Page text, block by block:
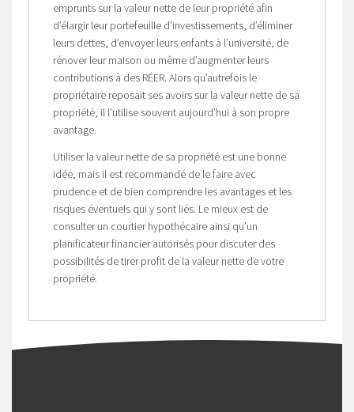
emprunts sur la valeur nette de leur propriété afin
d’élargir leur portefeuille d’investissements, d’éliminer
leurs dettes, d’envoyer leurs enfants à l’université, de
rénover leur maison ou même d’augmenter leurs
contributions à des RÉER. Alors qu’autrefois le
propriétaire reposait ses avoirs sur la valeur nette de sa
propriété, il l’utilise souvent aujourd’hui à son propre
avantage.
Utiliser la valeur nette de sa propriété est une bonne
idée, mais il est recommandé de le faire avec
prudence et de bien comprendre les avantages et les
risques éventuels qui y sont liés. Le mieux est de
consulter un courtier hypothécaire ainsi qu’un
planificateur financier autorisés pour discuter des
possibilités de tirer profit de la valeur nette de votre
propriété.